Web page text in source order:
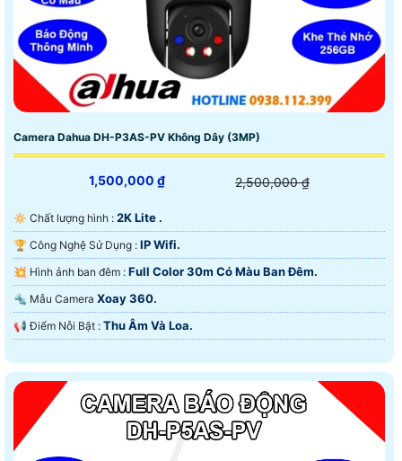
Camera Dahua DH-P3AS-PV Không Dây (3MP)
1,500,000 ₫ 2,500,000 ₫
🔅 Chất lượng hình : 2K Lite .
🏆 Công Nghệ Sử Dụng : IP Wifi.
💥 Hình ảnh ban đêm : Full Color 30m Có Màu Ban Ðêm.
🔩 Mẫu Camera Xoay 360.
️📢 Điểm Nỗi Bật : Thu Âm Và Loa.